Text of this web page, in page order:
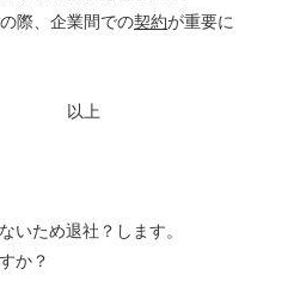
際、企業間での契約が重要に
いため退社？します。
か？